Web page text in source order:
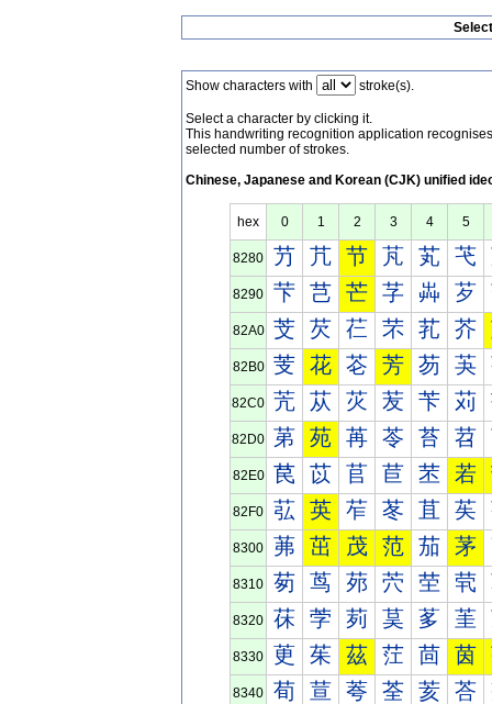
Show characters with stroke(s).
Select a character by clicking it.
This handwriting recognition application
selected number of strokes.
Chinese, Japanese and Korean (CJK) unified
hex 0 1 2 3 4 5
8280 芀 芁 节 芃 芄 芅
8290 芐 芑 芒 芓 芔 芕
82A0 芠 芡 芢 芣 芤 芥
82B0 芰 花 芲 芳 芴 芵
82C0 苀 苁 苂 苃 苄 苅
82D0 苐 苑 苒 苓 苔 苕
82E0 苠 苡 苢 苣 苤 若
82F0 苰 英 苲 苳 苴 苵
8300 茀 茁 茂 范 茄 茅
8310 茐 茑 茒 茓 茔 茕
8320 茠 茡 茢 茣 茤 茥
8330 茰 茱 茲 茳 茴 茵
8340 荀 荁 荂 荃 荄 荅